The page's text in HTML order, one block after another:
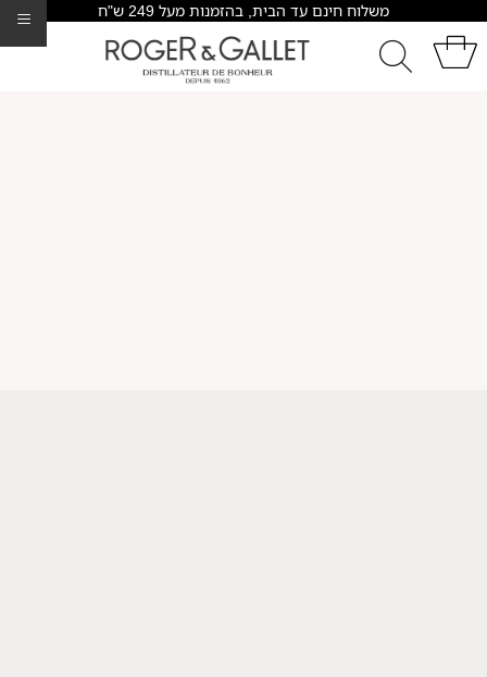
משלוח חינם עד הבית, בהזמנות מעל 249 ש"ח ≡